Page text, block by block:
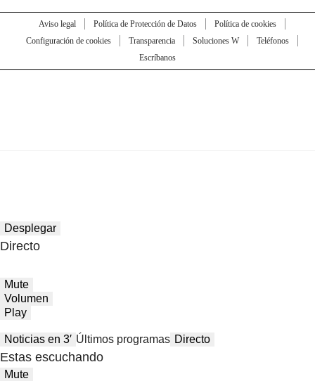
Aviso legal Política de Protección de Datos
Política de cookies
Configuración de cookies
Transparencia Soluciones W
Teléfonos
Escríbanos
Desplegar
Directo
Mute
Volumen
Play
Noticias en 3′ Últimos programas Directo
Estas escuchando
Mute